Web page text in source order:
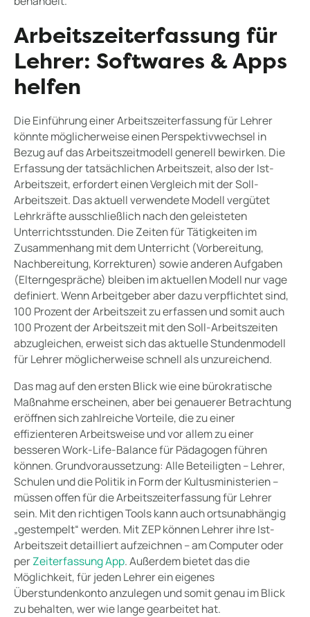
Arbeitszeiterfassung für
Lehrer: Softwares & Apps
helfen
Die Einführung einer Arbeitszeiterfassung für Lehrer
könnte möglicherweise einen Perspektivwechsel in
Bezug auf das Arbeitszeitmodell generell bewirken. Die
Erfassung der tatsächlichen Arbeitszeit, also der Ist-
Arbeitszeit, erfordert einen Vergleich mit der Soll-
Arbeitszeit. Das aktuell verwendete Modell vergütet
Lehrkräfte ausschließlich nach den geleisteten
Unterrichtsstunden. Die Zeiten für Tätigkeiten im
Zusammenhang mit dem Unterricht (Vorbereitung,
Nachbereitung, Korrekturen) sowie anderen Aufgaben
(Elterngespräche) bleiben im aktuellen Modell nur vage
definiert. Wenn Arbeitgeber aber dazu verpflichtet sind,
100 Prozent der Arbeitszeit zu erfassen und somit auch
100 Prozent der Arbeitszeit mit den Soll-Arbeitszeiten
abzugleichen, erweist sich das aktuelle Stundenmodell
für Lehrer möglicherweise schnell als unzureichend.
Das mag auf den ersten Blick wie eine bürokratische
Maßnahme erscheinen, aber bei genauerer Betrachtung
eröffnen sich zahlreiche Vorteile, die zu einer
effizienteren Arbeitsweise und vor allem zu einer
besseren Work-Life-Balance für Pädagogen führen
können. Grundvoraussetzung: Alle Beteiligten – Lehrer,
Schulen und die Politik in Form der Kultusministerien –
müssen offen für die Arbeitszeiterfassung für Lehrer
sein. Mit den richtigen Tools kann auch ortsunabhängig
„gestempelt“ werden. Mit ZEP können Lehrer ihre Ist-
Arbeitszeit detailliert aufzeichnen – am Computer oder
perZeiterfassung App. Außerdem bietet das die
Möglichkeit, für jeden Lehrer ein eigenes
Überstundenkonto anzulegen und somit genau im Blick
zu behalten, wer wie lange gearbeitet hat.